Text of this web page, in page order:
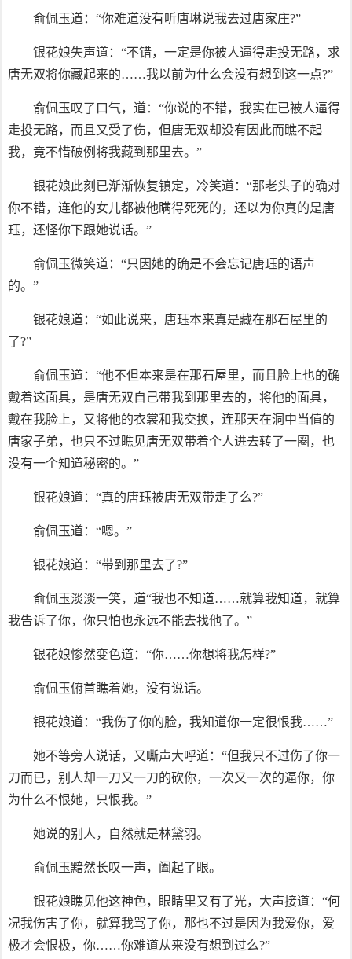
俞佩玉道：“你难道没有听唐琳说我去过唐家庄?”
银花娘失声道：“不错，一定是你被人逼得走投无路，求
唐无双将你藏起来的……我以前为什么会没有想到这一点?”
俞佩玉叹了口气，道：“你说的不错，我实在已被人逼得
走投无路，而且又受了伤，但唐无双却没有因此而瞧不起
我，竟不惜破例将我藏到那里去。”
银花娘此刻已渐渐恢复镇定，冷笑道：“那老头子的确对
你不错，连他的女儿都被他瞒得死死的，还以为你真的是唐
珏，还怪你下跟她说话。”
俞佩玉微笑道：“只因她的确是不会忘记唐珏的语声
的。”
银花娘道：“如此说来，唐珏本来真是藏在那石屋里的
了?”
俞佩玉道：“他不但本来是在那石屋里，而且脸上也的确
戴着这面具，是唐无双自己带我到那里去的，将他的面具，
戴在我脸上，又将他的衣裳和我交换，连那天在洞中当值的
唐家子弟，也只不过瞧见唐无双带着个人进去转了一圈，也
没有一个知道秘密的。”
银花娘道：“真的唐珏被唐无双带走了么?”
俞佩玉道：“嗯。”
银花娘道：“带到那里去了?”
俞佩玉淡淡一笑，道“我也不知道……就算我知道，就算
我告诉了你，你只怕也永远不能去找他了。”
银花娘惨然变色道：“你……你想将我怎样?”
俞佩玉俯首瞧着她，没有说话。
银花娘道：“我伤了你的脸，我知道你一定很恨我……”
她不等旁人说话，又嘶声大呼道：“但我只不过伤了你一
刀而已，别人却一刀又一刀的砍你，一次又一次的逼你，你
为什么不恨她，只恨我。”
她说的别人，自然就是林黛羽。
俞佩玉黯然长叹一声，阖起了眼。
银花娘瞧见他这神色，眼睛里又有了光，大声接道：“何
况我伤害了你，就算我骂了你，那也不过是因为我爱你，爱
极才会恨极，你……你难道从来没有想到过么?”